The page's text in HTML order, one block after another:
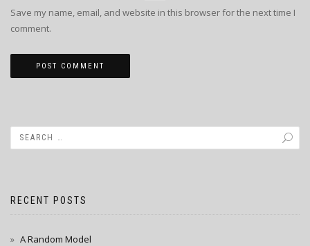
Save my name, email, and website in this browser for the next time I
comment.
RECENT POSTS
A Random Model